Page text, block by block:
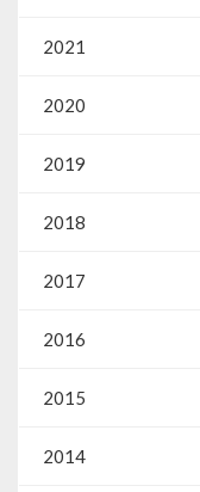
2021
2020
2019
2018
2017
2016
2015
2014